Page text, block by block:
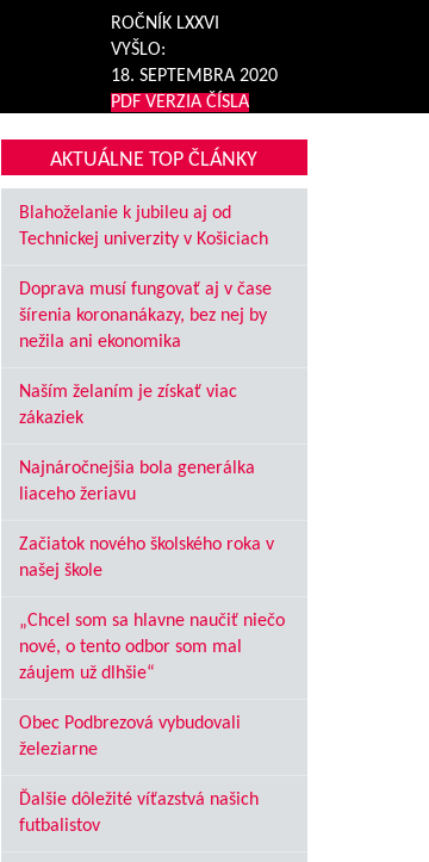
ROČNÍK LXXVI
VYŠLO:
18. SEPTEMBRA 2020
PDF VERZIA ČÍSLA
AKTUÁLNE TOP ČLÁNKY
Blahoželanie k jubileu aj od
Technickej univerzity v Košiciach
Doprava musí fungovať aj v čase
šírenia koronanákazy, bez nej by
nežila ani ekonomika
Naším želaním je získať viac
zákaziek
Najnáročnejšia bola generálka
liaceho žeriavu
Začiatok nového školského roka v
našej škole
„Chcel som sa hlavne naučiť niečo
nové, o tento odbor som mal
záujem už dlhšie“
Obec Podbrezová vybudovali
železiarne
Ďalšie dôležité víťazstvá našich
futbalistov